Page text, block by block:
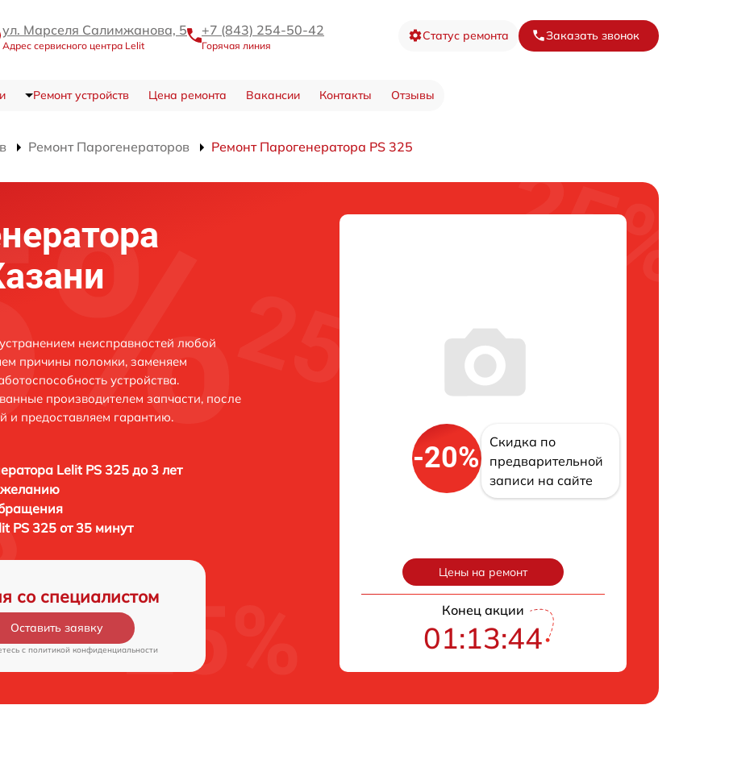
ул. Марселя Салимжанова, 5
Адрес сервисного центра Lelit
+7 (843) 254-50-42
Горячая линия
Статус ремонта Заказать звонок
Ремонт устройств Цена ремонта Вакансии Контакты Отзывы
Ремонт Парогенераторов Ремонт Парогенератора PS 325
неисправностей любой
причины поломки, заменяем
устройства.
производителем запчасти, после
и предоставляем гарантию.
Lelit PS 325 до 3 лет
желанию
PS 325 от 35 минут
со специалистом
Оставить заявку
c политикой конфиденциальности
-20%
Скидка по
предварительной
записи на сайте
Цены на ремонт
Конец акции
01:13:43